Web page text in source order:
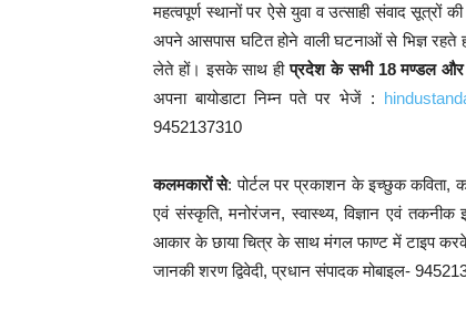
महत्वपूर्ण स्थानों पर ऐसे युवा व उत्साही संवाद
अपने आसपास घटित होने वाली घटनाओं से भिज्ञ रहते
लेते हों। इसके साथ हीप्रदेश के सभी 18 मण्डल और
अपना बायोडाटा निम्न पते पर भेजें :
9452137310
कलमकारों से: पोर्टल पर प्रकाशन के इच्छुक कविता,
एवं संस्कृति, मनोरंजन, स्वास्थ्य, विज्ञान एवं तकनीक
आकार के छाया चित्र के साथ मंगल फाण्ट में टाइप
जानकी शरण द्विवेदी, प्रधान संपादक मोबाइल-